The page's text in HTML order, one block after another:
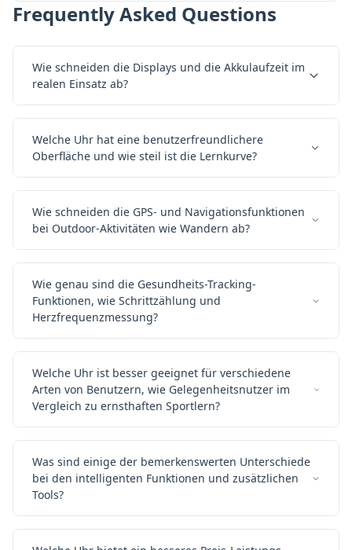
Frequently Asked Questions
Wie schneiden die Displays und die Akkulaufzeit im
realen Einsatz ab?
Welche Uhr hat eine benutzerfreundlichere
Oberfläche und wie steil ist die Lernkurve?
Wie schneiden die GPS- und Navigationsfunktionen
bei Outdoor-Aktivitäten wie Wandern ab?
Wie genau sind die Gesundheits-Tracking-
Funktionen, wie Schrittzählung und
Herzfrequenzmessung?
Welche Uhr ist besser geeignet für verschiedene
Arten von Benutzern, wie Gelegenheitsnutzer im
Vergleich zu ernsthaften Sportlern?
Was sind einige der bemerkenswerten Unterschiede
bei den intelligenten Funktionen und zusätzlichen
Tools?